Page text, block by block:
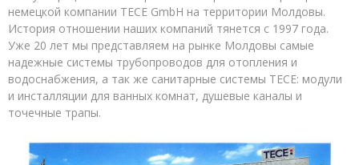
отношений
с
компанией
TECE
немецкой компании TECE GmbH на территории Молдовы.
История отношении наших компаний тянется с 1997 года.
Уже 20 лет мы представляем на рынке Молдовы самые
надежные системы трубопроводов для отопления и
водоснабжения, а так же санитарные системы TECE: модули
и инсталляции для ванных комнат, душевые каналы и
точечные трапы.